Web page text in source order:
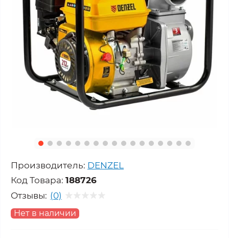
Производитель: DENZEL
Код Товара: 188726
Отзывы: (0)
Нет в наличии